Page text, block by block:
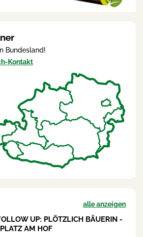
Bundesland!
Kontakt
alle anzeigen
UP: PLÖTZLICH BÄUERIN -
AM HOF